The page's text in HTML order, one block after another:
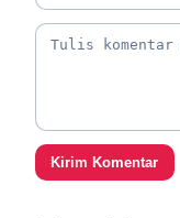
Kirim Komentar